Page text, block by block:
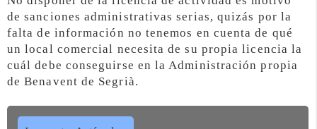
de sanciones administrativas serias, quizás por la
falta de información no tenemos en cuenta de qué
un local comercial necesita de su propia licencia la
cuál debe conseguirse en la Administración propia
de Benavent de Segrià.